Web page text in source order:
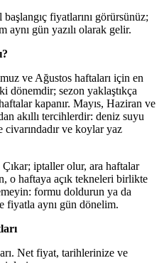
fiyatlarını görürsünüz;
aynı gün yazılı olarak gelir.
ve Ağustos haftaları için en
dönemdir; sezon yaklaştıkça
kapanır. Mayıs, Haziran ve
akıllı tercihlerdir: deniz suyu
ve koylar yaz
Çıkar; iptaller olur, ara haftalar
o haftaya açık tekneleri birlikte
formu doldurun ya da
fiyatla aynı gün dönelim.
Net fiyat, tarihlerinize ve